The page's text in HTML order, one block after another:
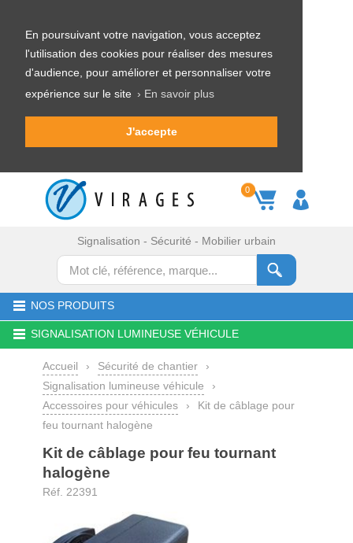
En poursuivant votre navigation, vous acceptez
l'utilisation des cookies pour réaliser des mesures
d'audience, pour améliorer et personnaliser votre
expérience sur le site › En savoir plus
J'accepte
0
Signalisation - Sécurité - Mobilier urbain
NOS PRODUITS
SIGNALISATION LUMINEUSE VÉHICULE
Accueil › Sécurité de chantier
›
Signalisation lumineuse véhicule
›
Accessoires pour véhicules
›
Kit de câblage pour
feu tournant halogène
Kit de câblage pour feu tournant
halogène
Réf. 22391